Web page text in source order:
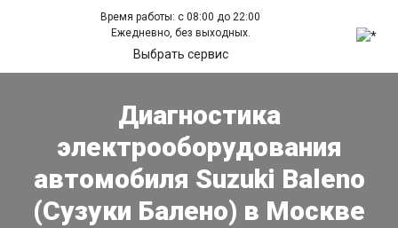
Время работы: с 08:00 до 22:00
Ежедневно, без выходных.
Выбрать сервис
Диагностика
электрооборудования
автомобиля Suzuki Baleno
(Сузуки Балено) в Москве